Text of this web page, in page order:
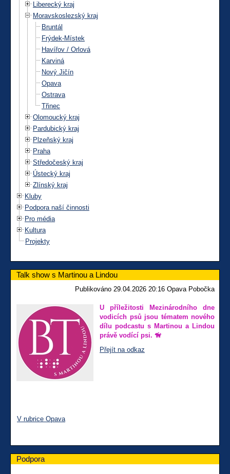
Liberecký kraj
Moravskoslezský kraj
Bruntál
Frýdek-Místek
Havířov / Orlová
Karviná
Nový Jičín
Opava
Ostrava
Třinec
Olomoucký kraj
Pardubický kraj
Plzeňský kraj
Praha
Středočeský kraj
Ústecký kraj
Zlínský kraj
Kluby
Podpora naší činnosti
Pro média
Kultura
Projekty
Talk show s Martinou a Lindou
Publikováno 29.04.2026 20:16 Opava Pobočka
U příležitosti Mezinárodního dne
vodicích psů jsou tématem nového
dílu podcastu s Martinou a Lindou
právě vodící psi. 🦮
Přejít na odkaz
V rubrice Opava
Podpora